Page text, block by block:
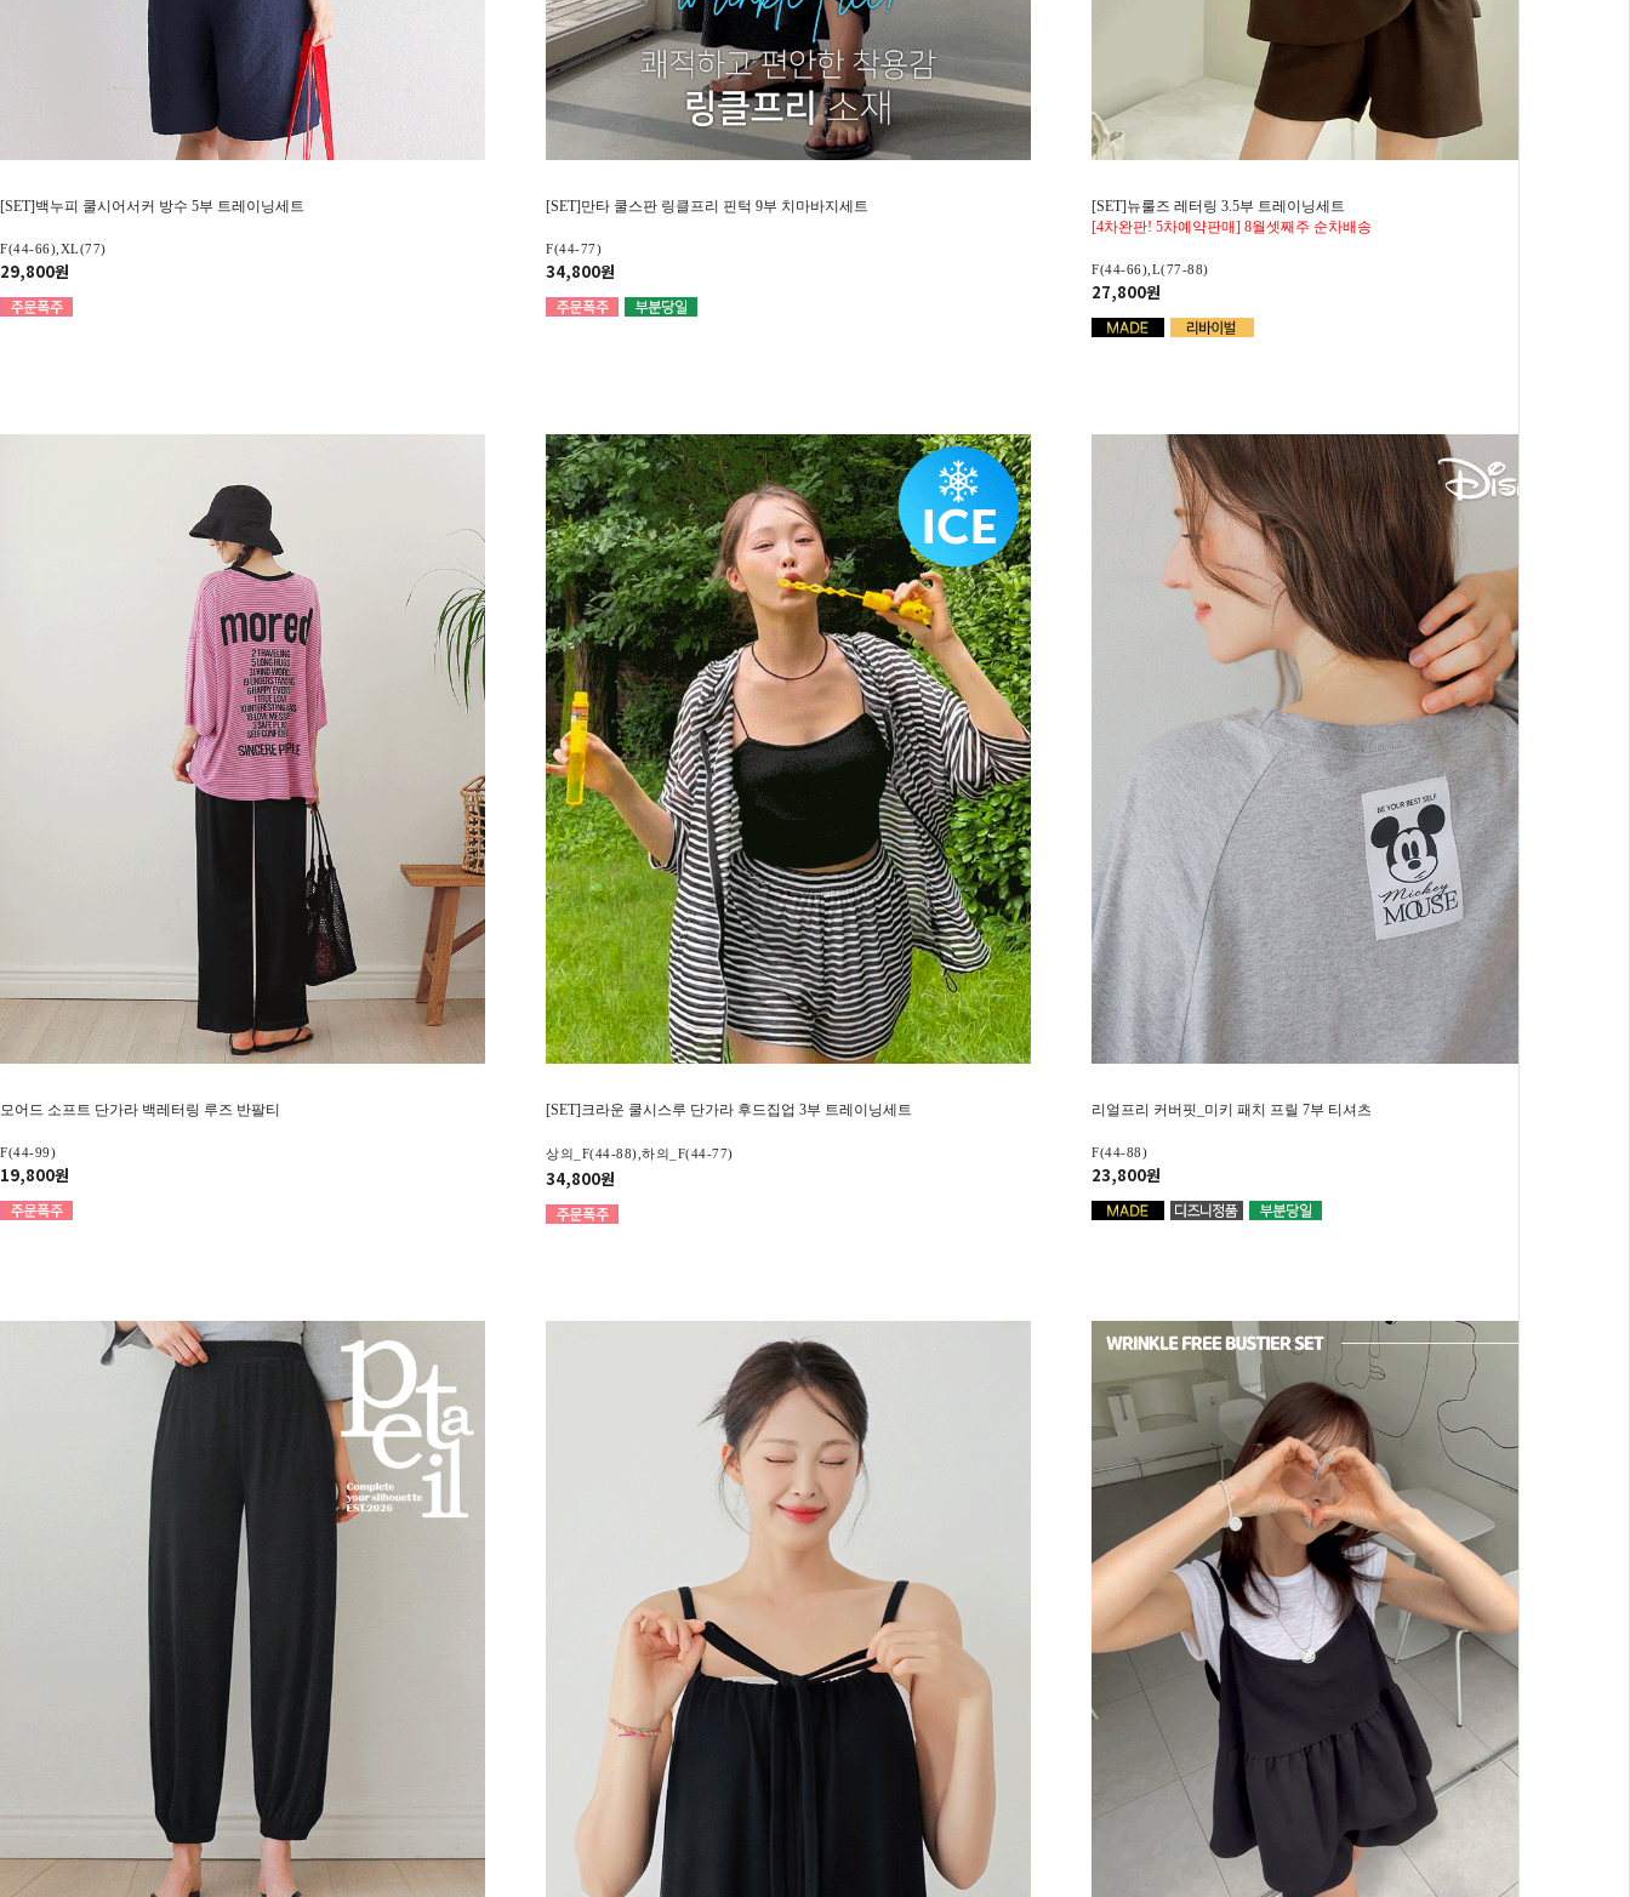
[SET]백누피 쿨시어서커 방수 5부 트레이닝세트
F(44-66),XL(77)
29,800원
[SET]만타 쿨스판 링클프리 핀턱 9부 치마바지세트
F(44-77)
34,800원
[SET]뉴룰즈 레터링 3.5부 트레이닝세트
[4차완판! 5차예약판매] 8월셋째주 순차배송
F(44-66),L(77-88)
27,800원
모어드 소프트 단가라 백레터링 루즈 반팔티
F(44-99)
19,800원
[SET]크라운 쿨시스루 단가라 후드집업 3부 트레이닝세트
상의_F(44-88),하의_F(44-77)
34,800원
리얼프리 커버핏_미키 패치 프릴 7부 티셔츠
F(44-88)
23,800원